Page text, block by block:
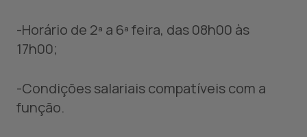
-Horário de 2ª a 6ª feira, das 08h00 às
17h00;
-Condições salariais compatíveis com a
função.